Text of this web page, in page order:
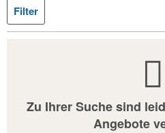
Filter
Zu Ihrer Suche sind
Angebote